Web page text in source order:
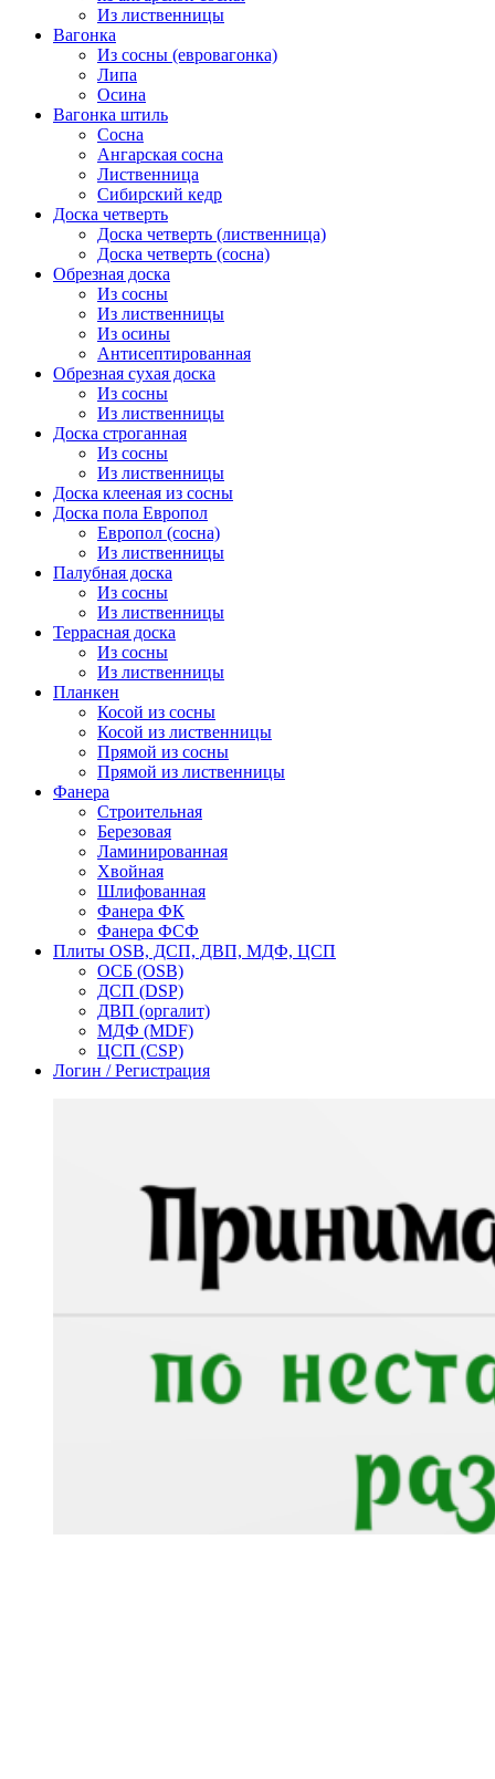
Из лиственницы
Вагонка
Из сосны (евровагонка)
Липа
Осина
Вагонка штиль
Сосна
Ангарская сосна
Лиственница
Сибирский кедр
Доска четверть
Доска четверть (лиственница)
Доска четверть (сосна)
Обрезная доска
Из сосны
Из лиственницы
Из осины
Антисептированная
Обрезная сухая доска
Из сосны
Из лиственницы
Доска строганная
Из сосны
Из лиственницы
Доска клееная из сосны
Доска пола Европол
Европол (сосна)
Из лиственницы
Палубная доска
Из сосны
Из лиственницы
Террасная доска
Из сосны
Из лиственницы
Планкен
Косой из сосны
Косой из лиственницы
Прямой из сосны
Прямой из лиственницы
Фанера
Строительная
Березовая
Ламинированная
Хвойная
Шлифованная
Фанера ФК
Фанера ФСФ
Плиты OSB, ДСП, ДВП, МДФ, ЦСП
ОСБ (OSB)
ДСП (DSP)
ДВП (оргалит)
МДФ (MDF)
ЦСП (CSP)
Логин / Регистрация